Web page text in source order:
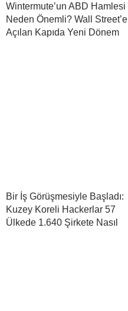
Wintermute’un ABD Hamlesi
Neden Önemli? Wall Street’e
Açılan Kapıda Yeni Dönem
Bir İş Görüşmesiyle Başladı:
Kuzey Koreli Hackerlar 57
Ülkede 1.640 Şirkete Nasıl